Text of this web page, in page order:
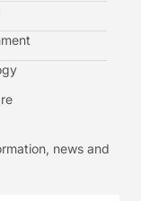
news and